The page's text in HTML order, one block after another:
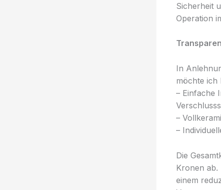
Sicherheit
Operation
In
möchte ich
– Einfache
–
–
Die
Kronen ab.
einem